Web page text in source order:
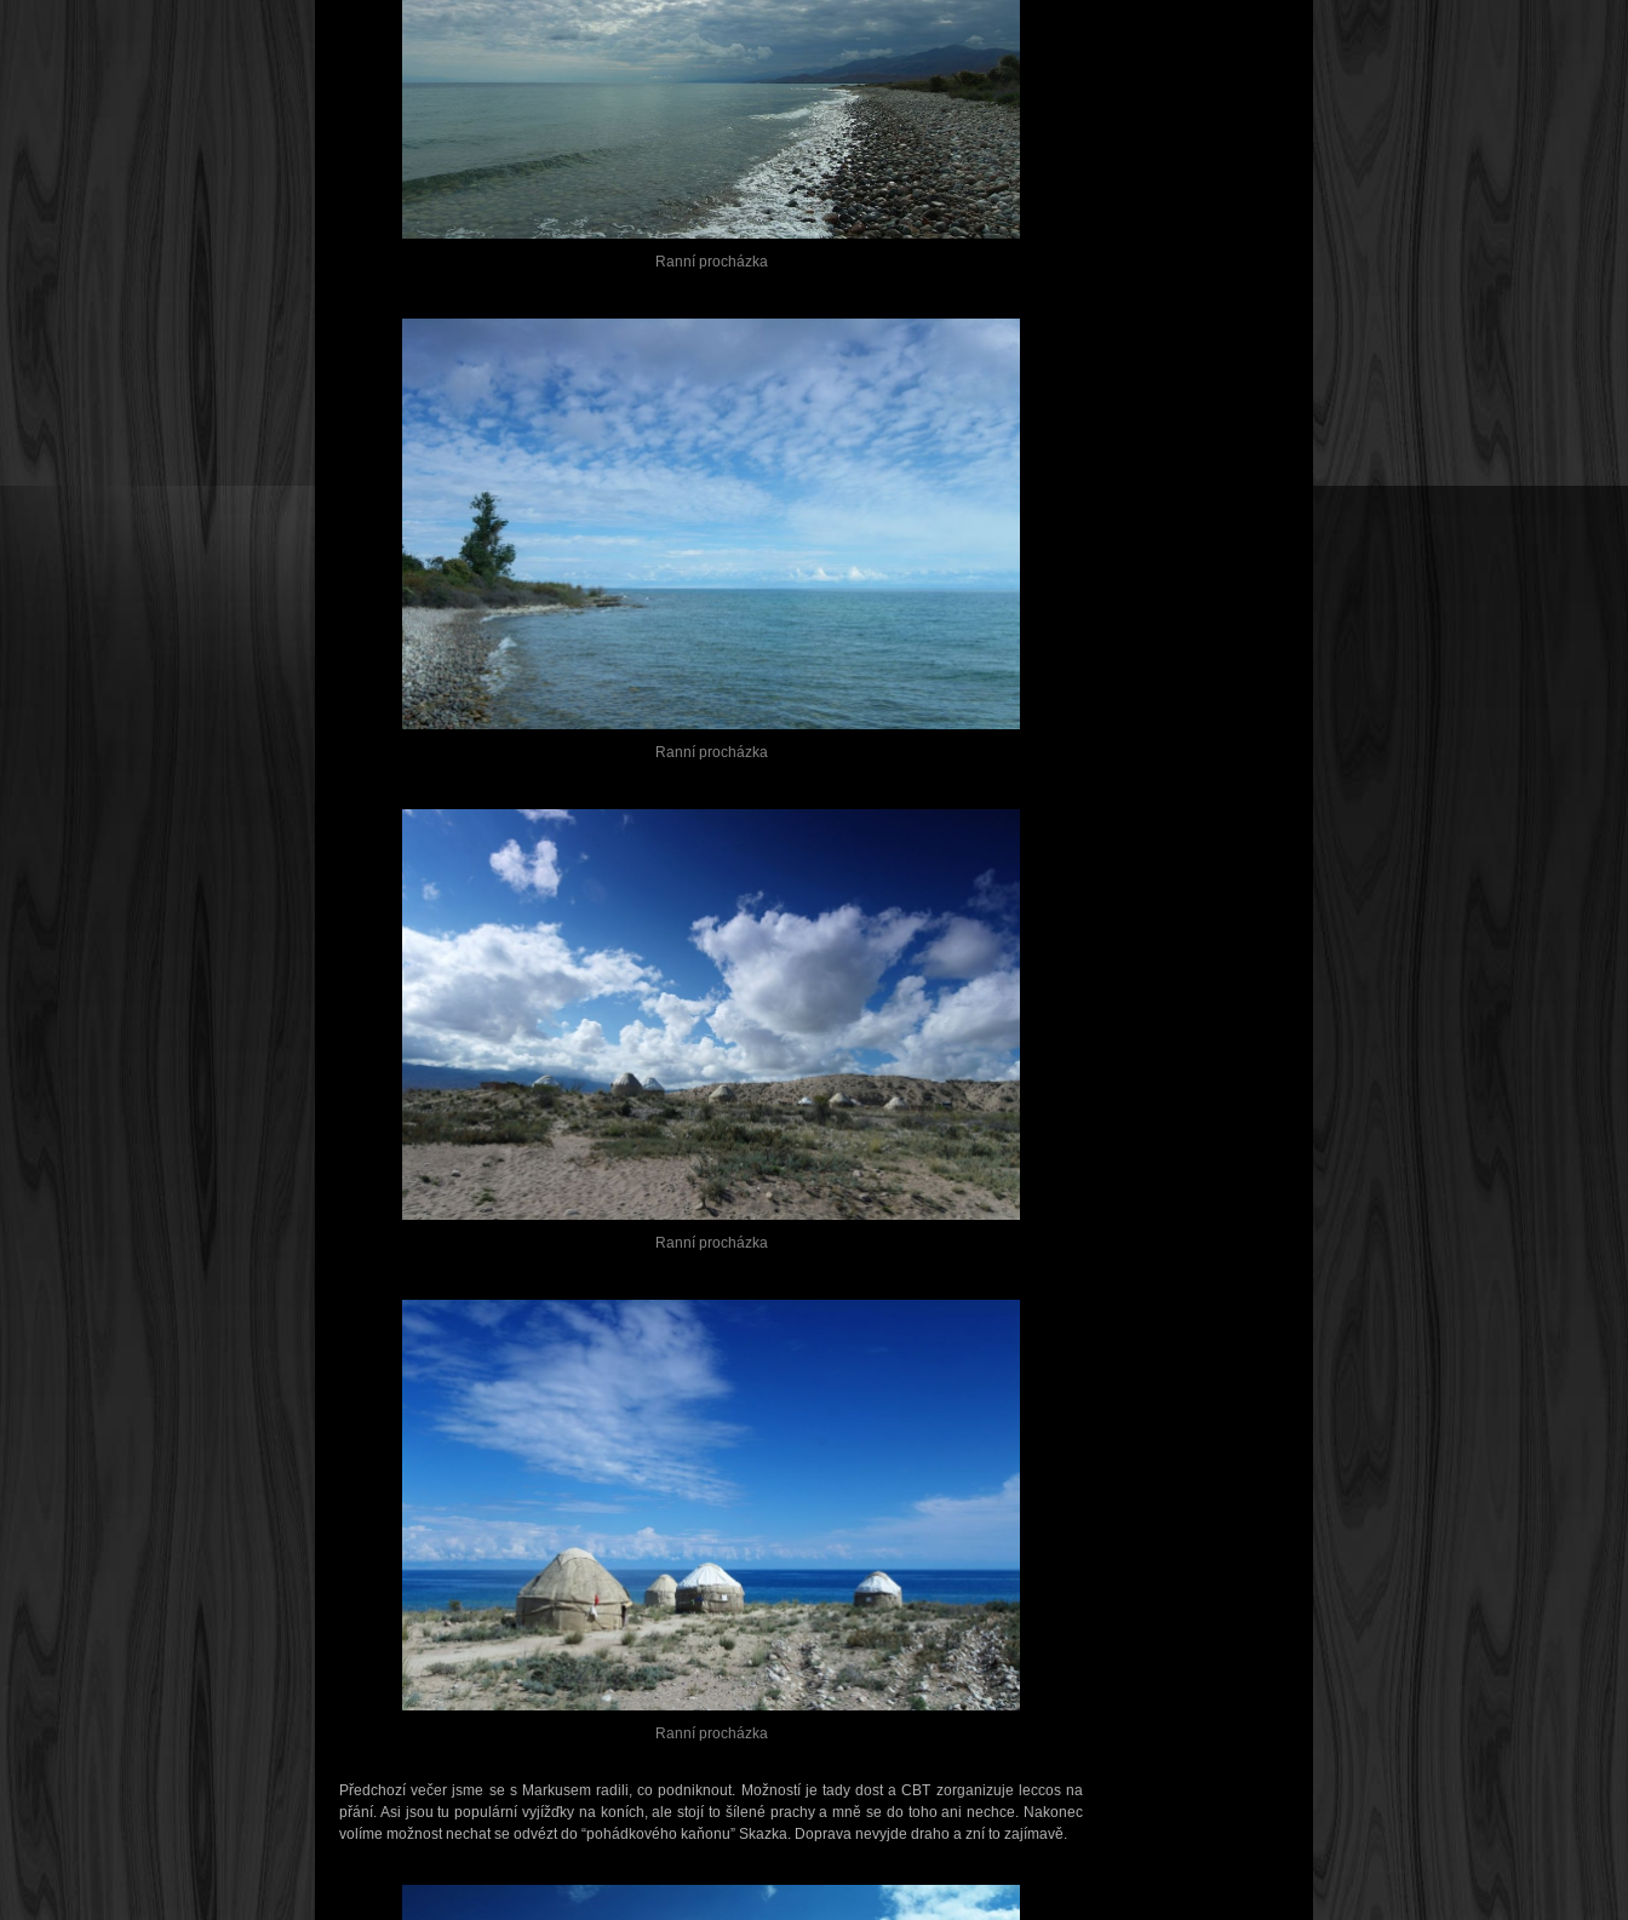
Ranní procházka
Ranní procházka
Ranní procházka
Ranní procházka
Předchozí večer jsme se s Markusem radili, co podniknout. Možností je tady dost a CBT zorganizuje leccos na
přání. Asi jsou tu populární vyjížďky na koních, ale stojí to šílené prachy a mně se do toho ani nechce. Nakonec
volíme možnost nechat se odvézt do “pohádkového kaňonu” Skazka. Doprava nevyjde draho a zní to zajímavě.